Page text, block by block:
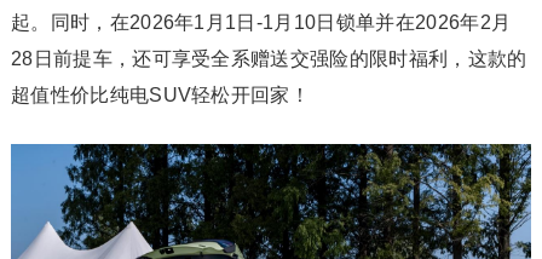
起。同时，在2026年1月1日-1月10日锁单并在2026年2月
28日前提车，还可享受全系赠送交强险的限时福利，这款的
超值性价比纯电SUV轻松开回家！